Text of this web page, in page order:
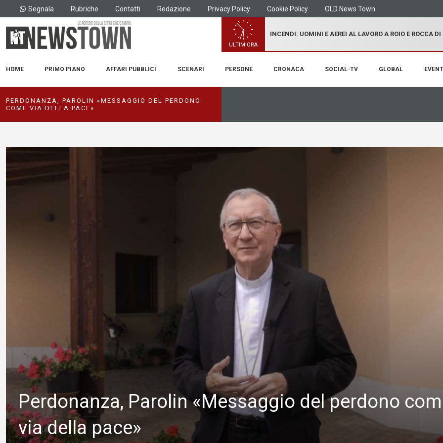
Segnala Rubriche Contatti Redazione Privacy Policy Cookie Policy OLD News Town
ULTIM'ORA
INCENDI: UOMINI E AEREI AL LAVORO A ROIO E ROCCA
HOME PRIMO PIANO AFFARI PUBBLICI SCENARI PERSONE CRONACA SOCIAL-TV GLOBAL
PERDONANZA, PAROLIN «MESSAGGIO DEL PERDONO
COME VIA DELLA PACE»
Perdonanza, Parolin «Messaggio del perdono
via della pace»